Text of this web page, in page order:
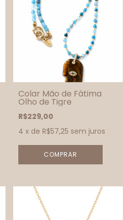
Colar Mão de Fátima
Olho de Tigre
R$229,00
4 x de R$57,25 sem juros